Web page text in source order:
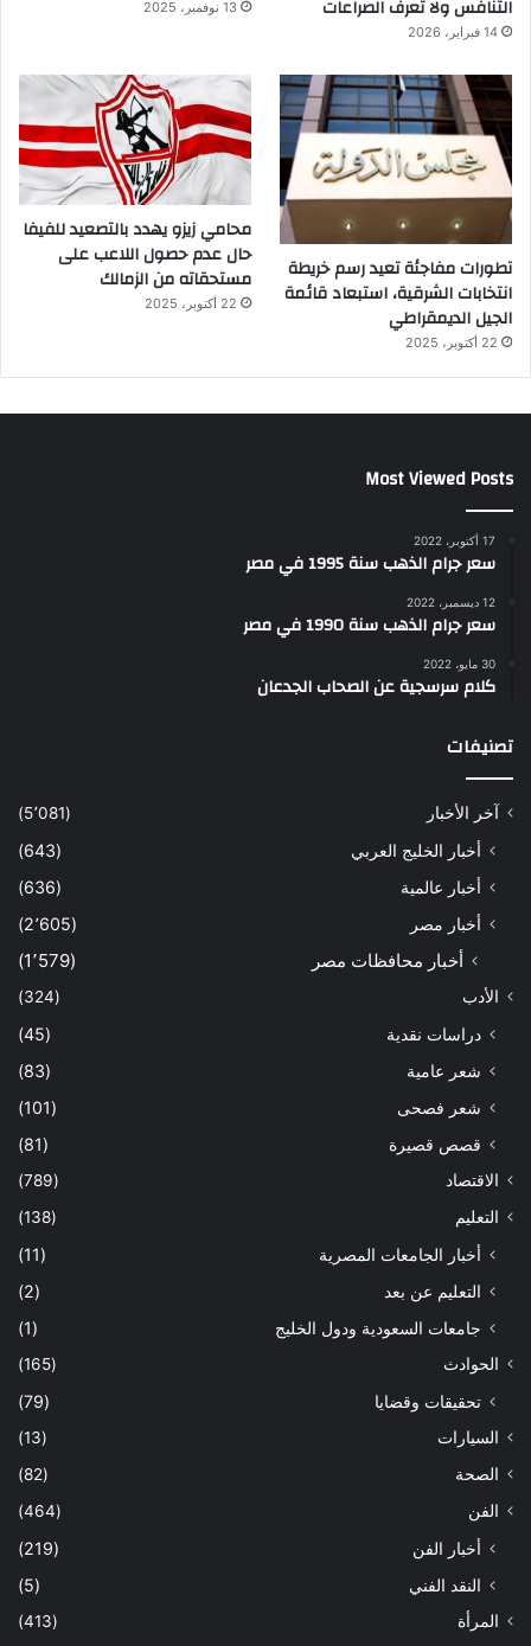
التنافس ولا تعرف الصراعات
14 فبراير، 2026
13 نوفمبر، 2025
تطورات مفاجئة تعيد رسم خريطة
انتخابات الشرقية، استبعاد قائمة
الجيل الديمقراطي
22 أكتوبر، 2025
محامي زيزو يهدد بالتصعيد للفيفا
حال عدم حصول اللاعب على
مستحقاته من الزمالك
22 أكتوبر، 2025
Most Viewed Posts
17 أكتوبر، 2022
سعر جرام الذهب سنة 1995 في مصر
12 ديسمبر، 2022
سعر جرام الذهب سنة 1990 في مصر
30 مايو، 2022
كلام سرسجية عن الصحاب الجدعان
تصنيفات
آخر الأخبار (5٬081)
أخبار الخليج العربي
(643)
أخبار عالمية
(636)
أخبار مصر
(2٬605)
أخبار محافظات مصر (1٬579)
الأدب (324)
دراسات نقدية
(45)
شعر عامية
(83)
شعر فصحى
(101)
قصص قصيرة
(81)
الاقتصاد
(789)
التعليم
(138)
أخبار الجامعات المصرية
(11)
التعليم عن بعد
(2)
جامعات السعودية ودول الخليج
(1)
الحوادث (165)
تحقيقات وقضايا (79)
السيارات
(13)
الصحة
(82)
الفن
(464)
أخبار الفن
(219)
النقد الفني
(5)
المرأة (413)